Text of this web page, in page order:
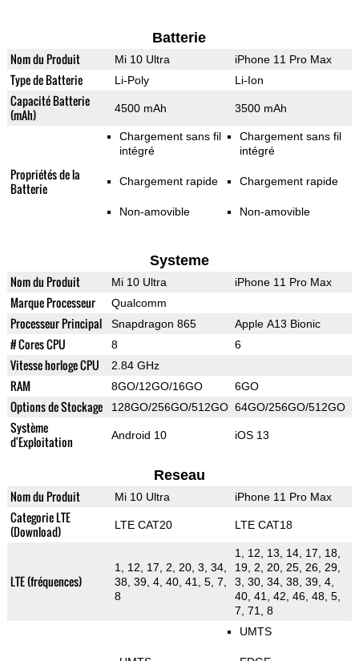
Batterie
Nom du Produit Mi 10 Ultra iPhone 11 Pro Max
Type de Batterie Li-Poly Li-Ion
Capacité Batterie
(mAh)
4500 mAh 3500 mAh
Propriétés de la
Batterie
Chargement sans fil
intégré
Chargement rapide
Non-amovible
Chargement sans fil
intégré
Chargement rapide
Non-amovible
Systeme
Nom du Produit Mi 10 Ultra iPhone 11 Pro Max
Marque Processeur Qualcomm
Processeur Principal Snapdragon 865 Apple A13 Bionic
# Cores CPU 8 6
Vitesse horloge CPU 2.84 GHz
RAM 8GO/12GO/16GO 6GO
Options de Stockage 128GO/256GO/512GO 64GO/256GO/512GO
Système
d'Exploitation
Android 10 iOS 13
Reseau
Nom du Produit Mi 10 Ultra iPhone 11 Pro Max
Categorie LTE
(Download)
LTE CAT20 LTE CAT18
LTE (fréquences)
1, 12, 17, 2, 20, 3, 34,
38, 39, 4, 40, 41, 5, 7,
8
1, 12, 13, 14, 17, 18,
19, 2, 20, 25, 26, 29,
3, 30, 34, 38, 39, 4,
40, 41, 42, 46, 48, 5,
7, 71, 8
UMTS